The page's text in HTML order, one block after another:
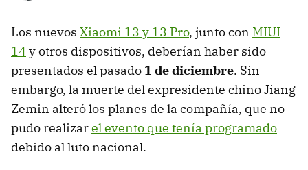
Los nuevos Xiaomi 13 y 13 Pro, junto con MIUI
14 y otros dispositivos, deberían haber sido
presentados el pasado 1 de diciembre. Sin
embargo, la muerte del expresidente chino Jiang
Zemin alteró los planes de la compañía, que no
pudo realizarel evento que tenía programado
debido al luto nacional.